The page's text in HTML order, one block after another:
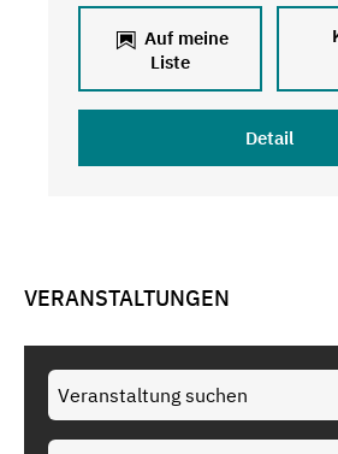
Auf meine
Liste
Detail
VERANSTALTUNGEN